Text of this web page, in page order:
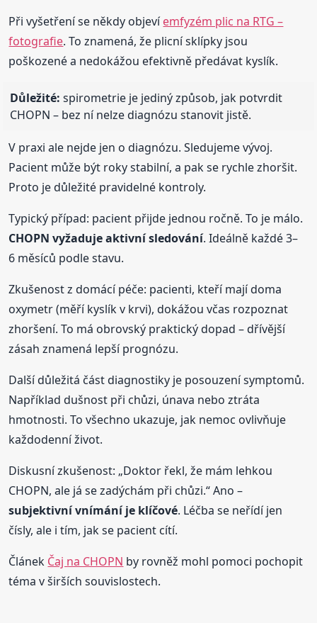
Při vyšetření se někdy objevíemfyzém plic na RTG –
fotografie. To znamená, že plicní sklípky jsou
poškozené a nedokážou efektivně předávat kyslík.
Důležité: spirometrie je jediný způsob, jak potvrdit
CHOPN – bez ní nelze diagnózu stanovit jistě.
V praxi ale nejde jen o diagnózu. Sledujeme vývoj.
Pacient může být roky stabilní, a pak se rychle zhoršit.
Proto je důležité pravidelné kontroly.
Typický případ: pacient přijde jednou ročně. To je málo.
CHOPN vyžaduje aktivní sledování. Ideálně každé 3–
6 měsíců podle stavu.
Zkušenost z domácí péče: pacienti, kteří mají doma
oxymetr (měří kyslík v krvi), dokážou včas rozpoznat
zhoršení. To má obrovský praktický dopad – dřívější
zásah znamená lepší prognózu.
Další důležitá část diagnostiky je posouzení symptomů.
Například dušnost při chůzi, únava nebo ztráta
hmotnosti. To všechno ukazuje, jak nemoc ovlivňuje
každodenní život.
Diskusní zkušenost: „Doktor řekl, že mám lehkou
CHOPN, ale já se zadýchám při chůzi.“ Ano –
subjektivní vnímání je klíčové. Léčba se neřídí jen
čísly, ale i tím, jak se pacient cítí.
Článek Čaj na CHOPN by rovněž mohl pomoci pochopit
téma v širších souvislostech.